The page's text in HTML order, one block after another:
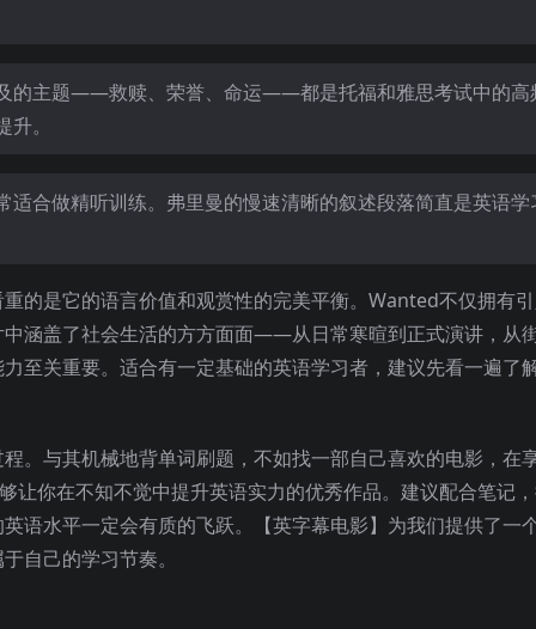
的主题——救赎、荣誉、命运——都是托福和雅思考试中的高
。
合做精听训练。弗里曼的慢速清晰的叙述段落简直是英语学
的是它的语言价值和观赏性的完美平衡。Wanted不仅拥有
涵盖了社会生活的方方面面——从日常寒暄到正式演讲，从
至关重要。适合有一定基础的英语学习者，建议先看一遍了
。与其机械地背单词刷题，不如找一部自己喜欢的电影，在
你在不知不觉中提升英语实力的优秀作品。建议配合笔记
语水平一定会有质的飞跃。【英字幕电影】为我们提供了一
自己的学习节奏。